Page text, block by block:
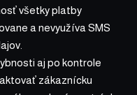
všetky platby
a nevyužíva SMS
aj po kontrole
zákaznícku